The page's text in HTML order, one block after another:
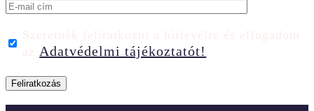
azAdatvédelmi tájékoztatót!